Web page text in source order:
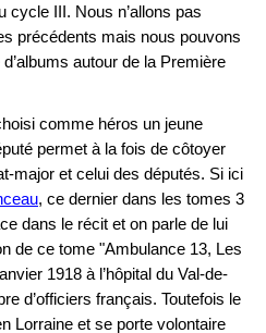
cycle III. Nous n’allons pas
précédents mais nous pouvons
autour de la Première
comme héros un jeune
permet à la fois de côtoyer
major et celui des députés. Si ici
, ce dernier dans les tomes 3
dans le récit et on parle de lui
de ce tome "Ambulance 13, Les
1918 à l’hôpital du Val-de-
d’officiers français. Toutefois le
Lorraine et se porte volontaire